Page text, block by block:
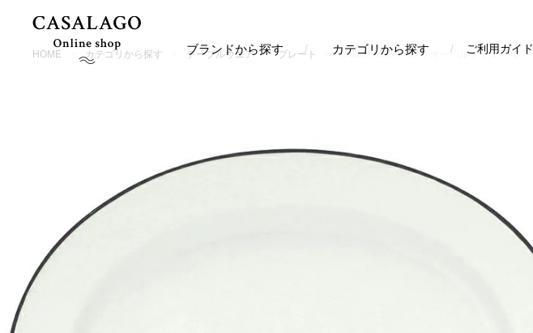
ブランドから探す カテゴリから探す ご利用ガイド
HOME カテゴリから探す テーブルウエア プレート COSTA NOVAベジャオーバルプラター40